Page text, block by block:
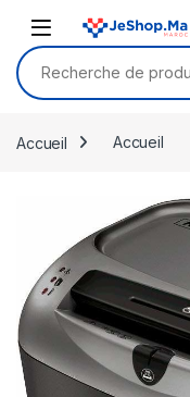
Recherche pour :
Accueil Accueil